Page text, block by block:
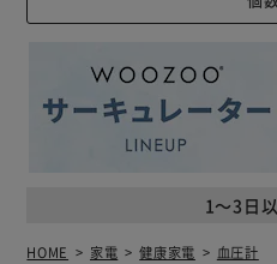
1～3日
HOME 家電 健康家電 血圧計